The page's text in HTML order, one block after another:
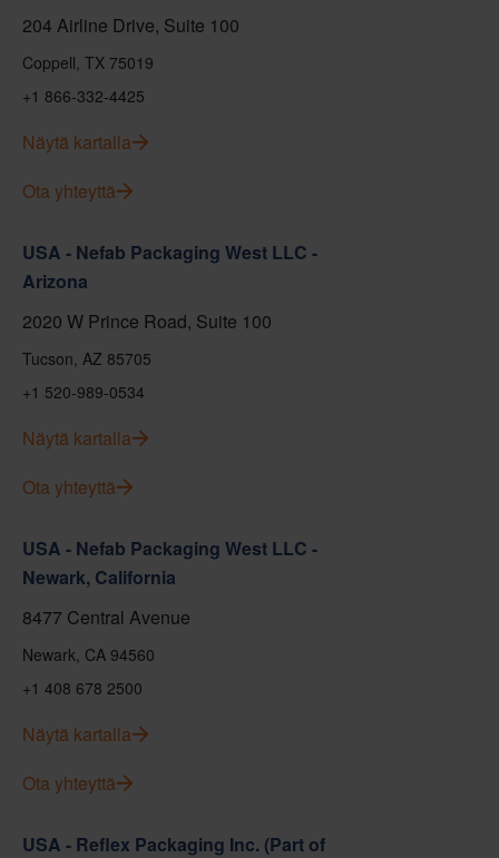
204 Airline Drive, Suite 100
Coppell, TX 75019
+1 866-332-4425
Näytä kartalla
Ota yhteyttä
USA - Nefab Packaging West LLC -
Arizona
2020 W Prince Road, Suite 100
Tucson, AZ 85705
+1 520-989-0534
Näytä kartalla
Ota yhteyttä
USA - Nefab Packaging West LLC -
Newark, California
8477 Central Avenue
Newark, CA 94560
+1 408 678 2500
Näytä kartalla
Ota yhteyttä
USA - Reflex Packaging Inc. (Part of